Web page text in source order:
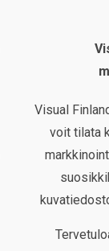
Visual
voit tilata